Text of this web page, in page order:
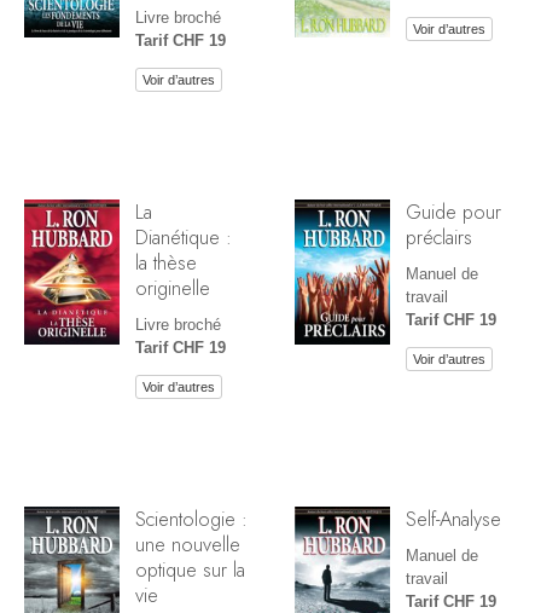
Livre broché
Tarif CHF 19
Voir d’autres
Voir d’autres
La
Dianétique :
la thèse
originelle
Livre broché
Tarif CHF 19
Voir d’autres
Guide pour
préclairs
Manuel de
travail
Tarif CHF 19
Voir d’autres
Scientologie :
une nouvelle
optique sur la
vie
Self-Analyse
Manuel de
travail
Tarif CHF 19